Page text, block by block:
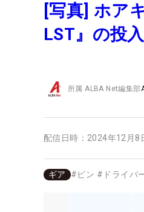
[写真] ホア
LST』の投
所属ALBA Net編集部
配信日時： 2024年12月8
ギア #ピン # ドライバ